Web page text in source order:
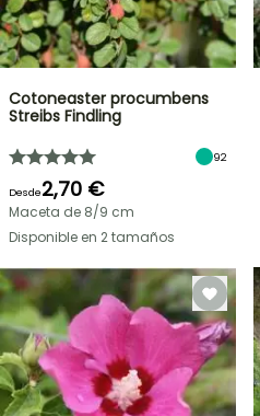
Cotoneaster procumbens
Streibs Findling
92
Desde2,70 €
Maceta de 8/9 cm
Disponible en 2 tamaños